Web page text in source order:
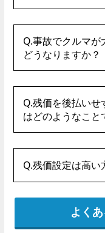
Q.事故でクルマ
どうなりますか？
Q.残価を後払いせ
はどのようなこと
Q.残価設定は高い
よく